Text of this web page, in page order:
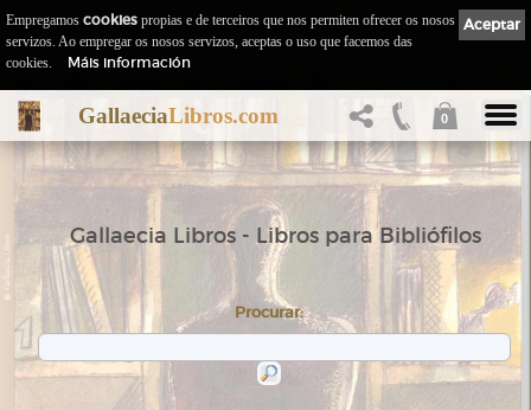
GallaeciaLibros.com 0
Gallaecia Libros - Libros para Bibliófilos
Procurar:
Aceptar
Empregamos cookies propias e de terceiros que nos permiten ofrecer os nosos
servizos. Ao empregar os nosos servizos, aceptas o uso que facemos das
cookies.
Máis información